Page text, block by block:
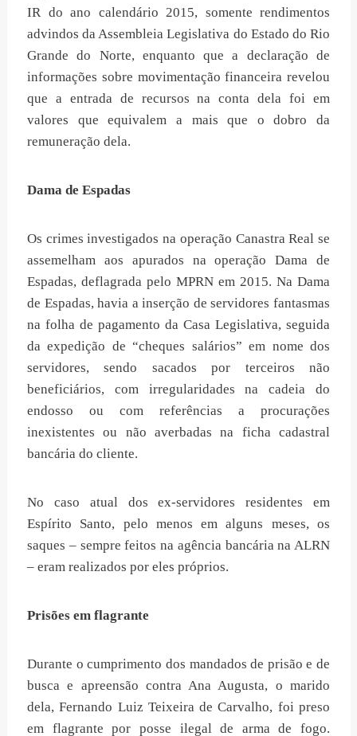
IR do ano calendário 2015, somente rendimentos
advindos da Assembleia Legislativa do Estado do Rio
Grande do Norte, enquanto que a declaração de
informações sobre movimentação financeira revelou
que a entrada de recursos na conta dela foi em
valores que equivalem a mais que o dobro da
remuneração dela.
Dama de Espadas
Os crimes investigados na operação Canastra Real se
assemelham aos apurados na operação Dama de
Espadas, deflagrada pelo MPRN em 2015. Na Dama
de Espadas, havia a inserção de servidores fantasmas
na folha de pagamento da Casa Legislativa, seguida
da expedição de “cheques salários” em nome dos
servidores, sendo sacados por terceiros não
beneficiários, com irregularidades na cadeia do
endosso ou com referências a procurações
inexistentes ou não averbadas na ficha cadastral
bancária do cliente.
No caso atual dos ex-servidores residentes em
Espírito Santo, pelo menos em alguns meses, os
saques – sempre feitos na agência bancária na ALRN
– eram realizados por eles próprios.
Prisões em flagrante
Durante o cumprimento dos mandados de prisão e de
busca e apreensão contra Ana Augusta, o marido
dela, Fernando Luiz Teixeira de Carvalho, foi preso
em flagrante por posse ilegal de arma de fogo.